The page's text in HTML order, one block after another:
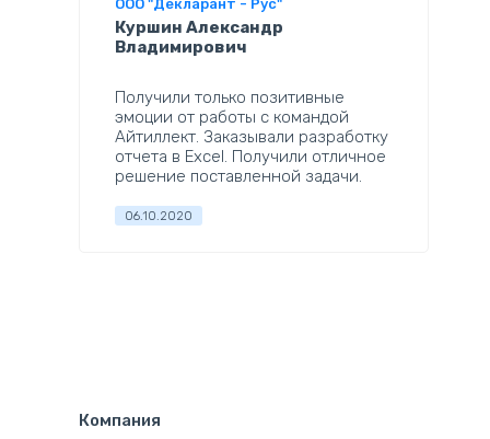
Куршин Александр
Владимирович
ООО "Декларант - Рус"
Получили только позитивные
эмоции от работы с командой
Айтиллект. Заказывали разработку
отчета в Excel. Получили отличное
решение поставленной задачи.
06.10.2020
Компания